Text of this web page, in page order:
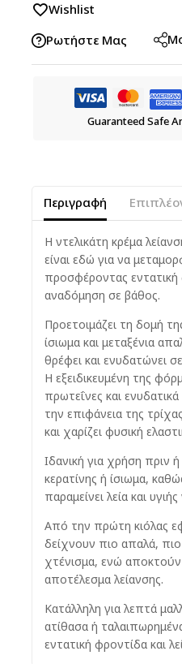
Wishlist
Ρωτήστε Μας
Guaranteed Safe
Περιγραφή
Η ντελικάτη κρέμα
είναι εδώ για να
προσφέροντας εντατική
αναδόμηση σε βάθος.
Προετοιμάζει τη δομή
ίσιωμα και μεταξένια
θρέφει και ενυδατώνει
Η εξειδικευμένη της
πρωτεΐνες και ενυδατικά
την επιφάνεια της
και χαρίζει φυσική
Ιδανική για χρήση πριν
κερατίνης ή ίσιωμα,
παραμείνει λεία και
Από την πρώτη κιόλας
δείχνουν πιο απαλά, πιο
χτένισμα, ενώ αποκτούν
αποτέλεσμα λείανσης.
Κατάλληλη για λεπτά
ατίθασα ή
εντατική φροντίδα και